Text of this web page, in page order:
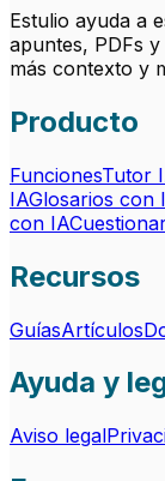
Estulio ayuda a
apuntes, PDFs
más contexto y
Producto
FuncionesTutor
IAGlosarios con
con IA
Recursos
GuíasArtículos
Ayuda y
Aviso legal